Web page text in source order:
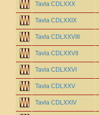
Tavla CDLXXX
Tavla CDLXXIX
Tavla CDLXXVIII
Tavla CDLXXVII
Tavla CDLXXVI
Tavla CDLXXV
Tavla CDLXXIV